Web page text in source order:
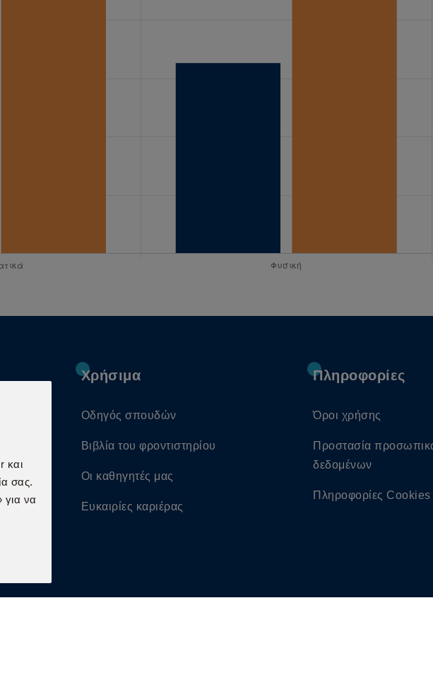
Χρήσιμα
Οδηγός σπουδών
Βιβλία του φροντιστηρίου
Οι καθηγητές μας
Ευκαιρίες καριέρας
Πληροφορίες
Όροι χρήσης
Προστασία
δεδομένων
Πληροφορίες Cookies
και
σας.
για να